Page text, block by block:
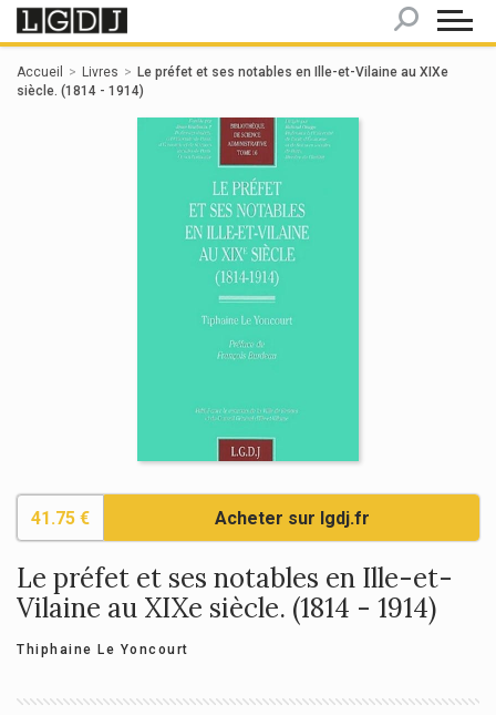
Accueil Livres
Le préfet et ses notables en Ille-et-Vilaine au XIXe
siècle. (1814 - 1914)
41.75 € Acheter sur lgdj.fr
Le préfet et ses notables en Ille-et-
Vilaine au XIXe siècle. (1814 - 1914)
Thiphaine Le Yoncourt
Panneau de gestion des cookies